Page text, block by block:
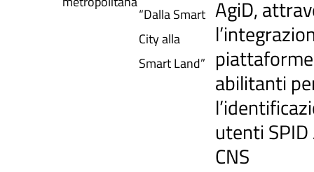
“Dalla Smart
City alla
Smart Land”
AgiD,
abilitanti
utenti
CNS